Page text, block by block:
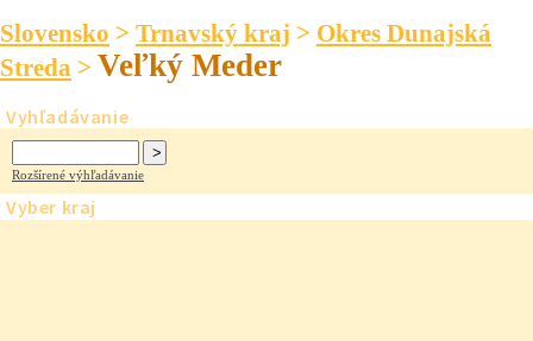
Slovensko > Trnavský kraj > Okres Dunajská
Streda > Veľký Meder
Vyhľadávanie
Rozšírené výhľadávanie
Vyber kraj